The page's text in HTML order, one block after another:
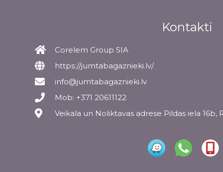
Kontakti
Corelem Group SIA
https://jumtabagaznieki.lv/
info@jumtabagaznieki.lv
Mob: +371 20611122
Veikala un Noliktavas adrese Pildas iela 16b,